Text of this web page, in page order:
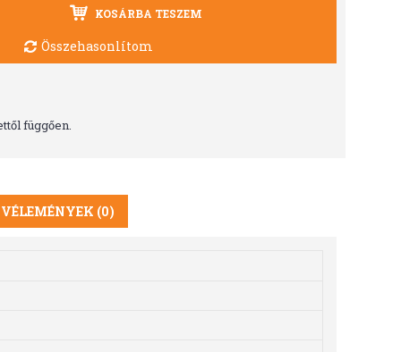
KOSÁRBA TESZEM
Összehasonlítom
függően.
VÉLEMÉNYEK (0)